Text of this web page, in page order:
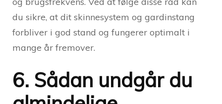
du sikre, at dit skinnesystem og gardinstang
forbliver i god stand og fungerer optimalt i
mange år fremover.
6. Sådan undgår du